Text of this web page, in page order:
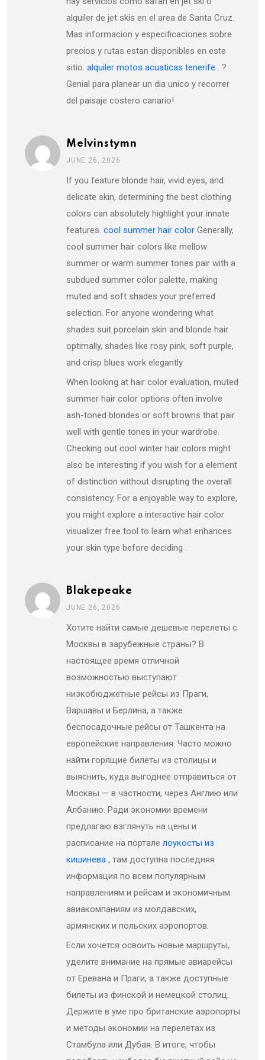
alquiler de jet skis en el area de Santa Cruz.
Mas informacion y especificaciones sobre
precios y rutas estan disponibles en este
sitio: alquiler motos acuaticas tenerife . ?
Genial para planear un dia unico y recorrer
del paisaje costero canario!
Melvinstymn
JUNE 26, 2026
If you feature blonde hair, vivid eyes, and
delicate skin, determining the best clothing
colors can absolutely highlight your innate
features. cool summer hair color Generally,
cool summer hair colors like mellow
summer or warm summer tones pair with a
subdued summer color palette, making
muted and soft shades your preferred
selection. For anyone wondering what
shades suit porcelain skin and blonde hair
optimally, shades like rosy pink, soft purple,
and crisp blues work elegantly.
When looking at hair color evaluation, muted
summer hair color options often involve
ash-toned blondes or soft browns that pair
well with gentle tones in your wardrobe.
Checking out cool winter hair colors might
also be interesting if you wish for a element
of distinction without disrupting the overall
consistency. For a enjoyable way to explore,
you might explore a interactive hair color
visualizer free tool to learn what enhances
your skin type before deciding .
Blakepeake
JUNE 26, 2026
Хотите найти самые дешевые перелеты с
Москвы в зарубежные страны? В
настоящее время отличной
возможностью выступают
низкобюджетные рейсы из Праги,
Варшавы и Берлина, а также
беспосадочные рейсы от Ташкента на
европейские направления. Часто можно
найти горящие билеты из столицы и
выяснить, куда выгоднее отправиться от
Москвы — в частности, через Англию или
Албанию. Ради экономии времени
предлагаю взглянуть на цены и
расписание на портале лоукосты из
кишинева , там доступна последняя
информация по всем популярным
направлениям и рейсам и экономичным
авиакомпаниям из молдавских,
армянских и польских аэропортов.
Если хочется освоить новые маршруты,
уделите внимание на прямые авиарейсы
от Еревана и Праги, а также доступные
билеты из финской и немецкой столиц.
Держите в уме про британские аэропорты
и методы экономии на перелетах из
Стамбула или Дубая. В итоге, чтобы